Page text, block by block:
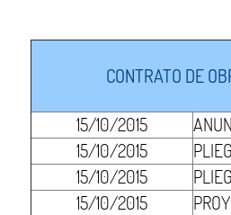
CONTRATO DE
15/10/2015
15/10/2015
15/10/2015
15/10/2015